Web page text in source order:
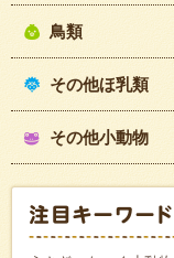
鳥類
その他ほ乳類
その他小動物